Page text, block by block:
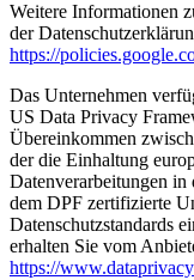
Weitere Informationen
der
https://
Das Unternehmen
US Data Privacy
Übereinkommen
der die Einhaltung
Datenverarbeitungen in
dem DPF zertifizierte
Datenschutzstandards
erhalten Sie vom
https://